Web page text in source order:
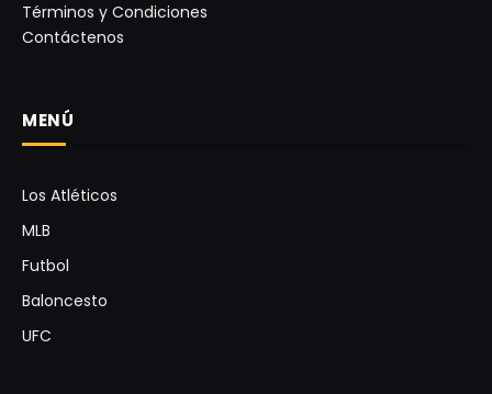
Términos y Condiciones
Contáctenos
MENÚ
Los Atléticos
MLB
Futbol
Baloncesto
UFC